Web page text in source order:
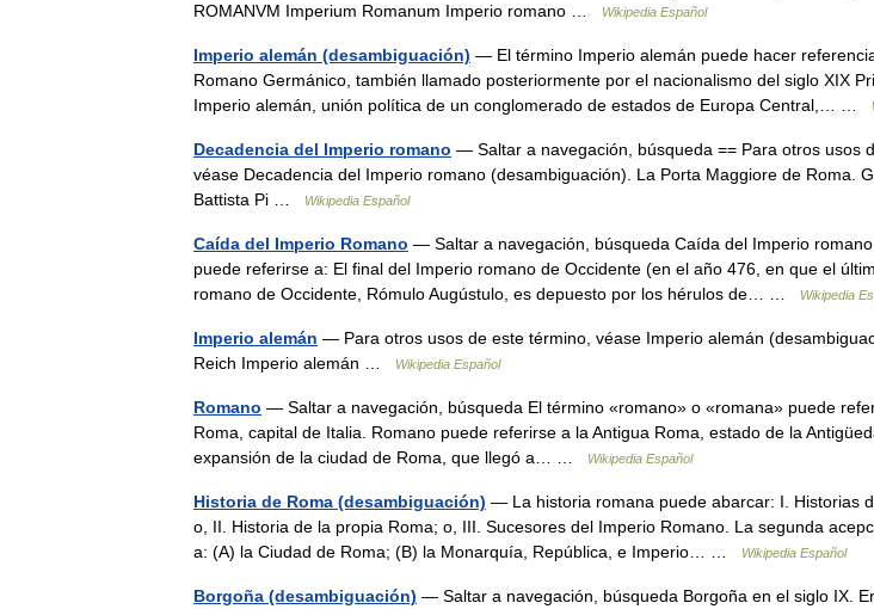
ROMANVM Imperium Romanum Imperio romano …
Wikipedia Español
Imperio alemán (desambiguación) — El término Imperio alemán puede hacer
Romano Germánico, también llamado posteriormente por el nacionalismo del siglo XIX
Imperio alemán, unión política de un conglomerado de estados de Europa Central,… …
Decadencia del Imperio romano — Saltar a navegación, búsqueda == Para otros usos
véase Decadencia del Imperio romano (desambiguación). La Porta Maggiore de Roma.
Battista Pi …
Wikipedia Español
Caída del Imperio Romano — Saltar a navegación, búsqueda Caída del Imperio
puede referirse a: El final del Imperio romano de Occidente (en el año 476, en que el
romano de Occidente, Rómulo Augústulo, es depuesto por los hérulos de… …
Wikipedia
Imperio alemán — Para otros usos de este término, véase Imperio alemán
Reich Imperio alemán …
Wikipedia Español
Romano — Saltar a navegación, búsqueda El término «romano» o «romana» puede
Roma, capital de Italia. Romano puede referirse a la Antigua Roma, estado de la
expansión de la ciudad de Roma, que llegó a… …
Wikipedia Español
Historia de Roma (desambiguación) — La historia romana puede abarcar: I. Historias
o, II. Historia de la propia Roma; o, III. Sucesores del Imperio Romano. La segunda
a: (A) la Ciudad de Roma; (B) la Monarquía, República, e Imperio… …
Wikipedia Español
Borgoña (desambiguación) — Saltar a navegación, búsqueda Borgoña en el siglo IX.